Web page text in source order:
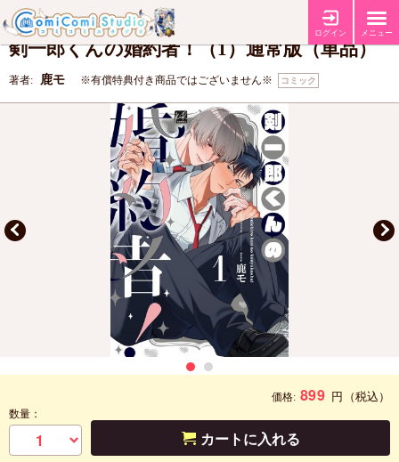
ログイン メニュー
特典 【コミコミ特典4Pリーフレット】 【店舗共通特典ペーパー】
剣一郎くんの婚約者！（1）通常版（単品）
著者: 鹿モ ※有償特典付き商品ではございません※ コミック
価格: 899 円 （税込）
数量：
カートに入れる